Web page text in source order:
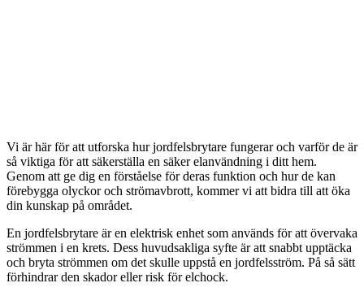
Vi är här för att utforska hur jordfelsbrytare fungerar och varför de är
så viktiga för att säkerställa en säker elanvändning i ditt hem.
Genom att ge dig en förståelse för deras funktion och hur de kan
förebygga olyckor och strömavbrott, kommer vi att bidra till att öka
din kunskap på området.
En jordfelsbrytare är en elektrisk enhet som används för att övervaka
strömmen i en krets. Dess huvudsakliga syfte är att snabbt upptäcka
och bryta strömmen om det skulle uppstå en jordfelsström. På så sätt
förhindrar den skador eller risk för elchock.